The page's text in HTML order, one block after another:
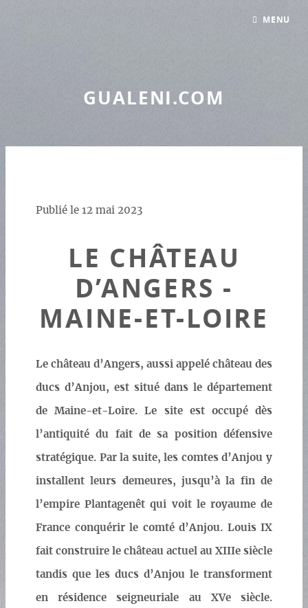
GUALENI.COM
Publié le 12 mai 2023
LE CHÂTEAU
D’ANGERS -
MAINE-ET-LOIRE
Le château d’Angers, aussi appelé château des
ducs d’Anjou, est situé dans le département
de Maine-et-Loire. Le site est occupé dès
l’antiquité du fait de sa position défensive
stratégique. Par la suite, les comtes d’Anjou y
installent leurs demeures, jusqu’à la fin de
l’empire Plantagenêt qui voit le royaume de
France conquérir le comté d’Anjou. Louis IX
fait construire le château actuel au XIIIe siècle
tandis que les ducs d’Anjou le transforment
en résidence seigneuriale au XVe siècle.
MENU